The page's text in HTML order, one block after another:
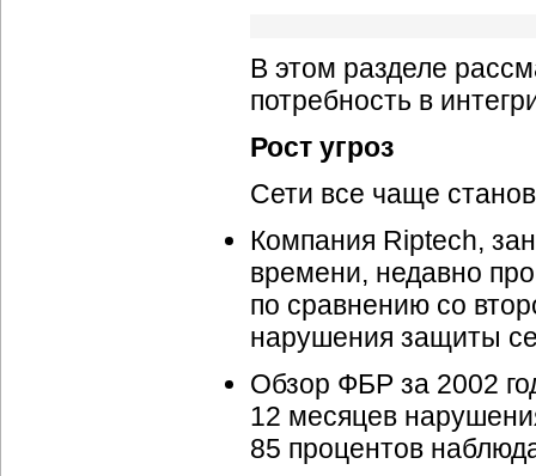
В этом разделе
потребность в
Рост угроз
Сети все чаще
Компания Riptech,
времени, недавно
по сравнению со
нарушения защиты
Обзор ФБР за 2002
12 месяцев
85 процентов